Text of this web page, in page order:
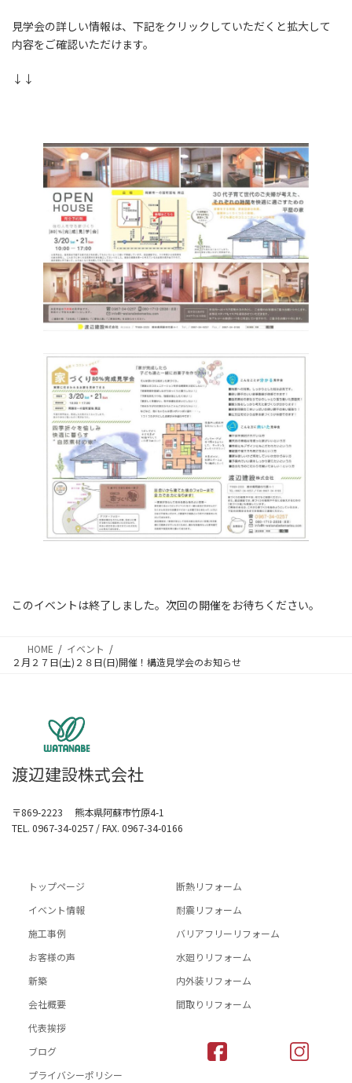
見学会の詳しい情報は、下記をクリックしていただくと拡大して
内容をご確認いただけます。
↓↓
このイベントは終了しました。次回の開催をお待ちください。
HOME
イベント
２月２７日(土)２８日(日)開催！構造見学会のお知らせ
渡辺建設株式会社
〒869-2223 熊本県阿蘇市竹原4-1
TEL. 0967-34-0257 / FAX. 0967-34-0166
トップページ
イベント情報
施工事例
お客様の声
新築
会社概要
代表挨拶
ブログ
プライバシーポリシー
断熱リフォーム
耐震リフォーム
バリアフリーリフォーム
水廻りリフォーム
内外装リフォーム
間取りリフォーム